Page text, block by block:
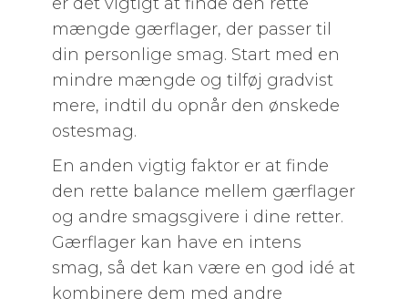
mængde gærflager, der passer til
din personlige smag. Start med en
mindre mængde og tilføj gradvist
mere, indtil du opnår den ønskede
ostesmag.
En anden vigtig faktor er at finde
den rette balance mellem gærflager
og andre smagsgivere i dine retter.
Gærflager kan have en intens
smag, så det kan være en god idé at
kombinere dem med andre